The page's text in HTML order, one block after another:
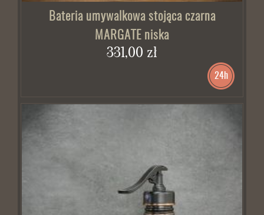
Bateria umywalkowa stojąca czarna
MARGATE niska
331,00 zł
24h